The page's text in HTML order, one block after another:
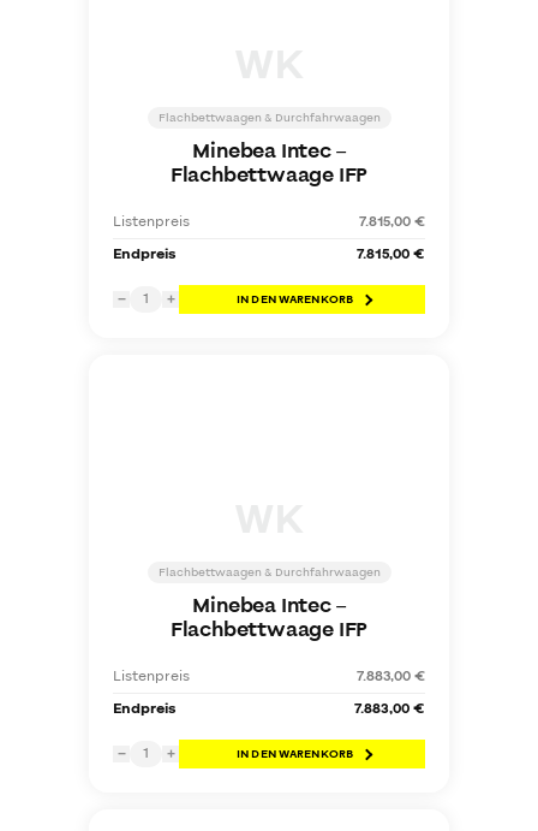
Flachbettwaagen & Durchfahrwaagen
Minebea Intec–
Flachbettwaage IFP
Listenpreis
7.815,00 €
Endpreis
7.815,00 €
− 1 + IN DEN WARENKORB
Flachbettwaagen & Durchfahrwaagen
Minebea Intec–
Flachbettwaage IFP
Listenpreis
7.883,00 €
Endpreis
7.883,00 €
− 1 + IN DEN WARENKORB